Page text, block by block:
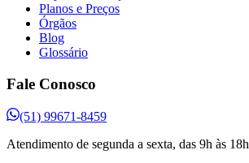
Planos e Preços
Órgãos
Blog
Glossário
Fale Conosco
(51) 99671-8459
Atendimento de segunda a sexta, das 9h às 18h